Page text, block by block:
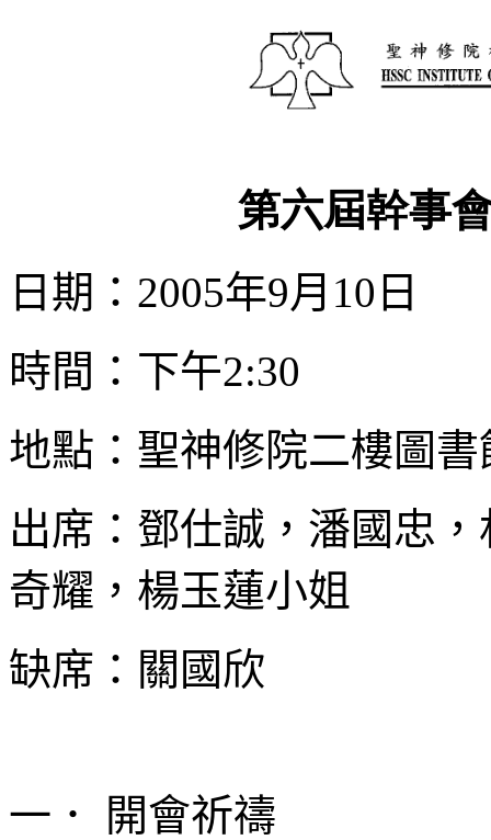
第六屆幹事
日期：2005年9月10日
時間：下午2:30
地點：聖神修院二樓圖書
出席：鄧仕誠，潘國忠
奇耀，楊玉蓮小姐
缺席：關國欣
一． 開會祈禱